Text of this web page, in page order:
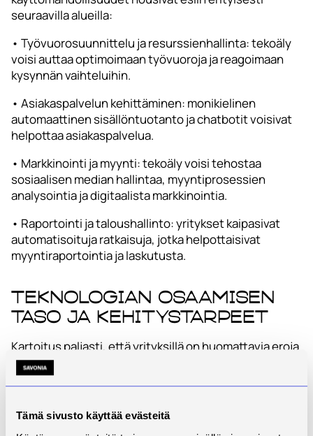
Tämä sivusto käyttää evästeitä
seuraavilla alueilla:
• Työvuorosuunnittelu ja resurssienhallinta: tekoäly
voisi auttaa optimoimaan työvuoroja ja reagoimaan
kysynnän vaihteluihin.
• Asiakaspalvelun kehittäminen: monikielinen
automaattinen sisällöntuotanto ja chatbotit voisivat
helpottaa asiakaspalvelua.
• Markkinointi ja myynti: tekoäly voisi tehostaa
sosiaalisen median hallintaa, myyntiprosessien
analysointia ja digitaalista markkinointia.
• Raportointi ja taloushallinto: yritykset kaipasivat
automatisoituja ratkaisuja, jotka helpottaisivat
myyntiraportointia ja laskutusta.
Teknologian osaamisen
taso ja kehitystarpeet
Kartoitus paljasti, että yrityksillä on huomattavia eroja
teknologian osaamistasossa. Parhaiten hallussa ovat
pilvipalvelut (esim. Microsoft 365) ja sosiaalisen
hyvä osaaminen. Myös verkkosivujen hallinta on
keskimääräistä paremmalla tasolla.